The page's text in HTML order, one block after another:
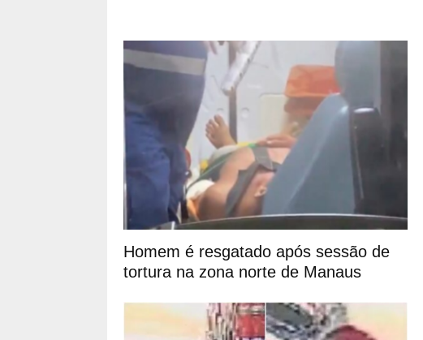
Homem é resgatado após sessão de
tortura na zona norte de Manaus